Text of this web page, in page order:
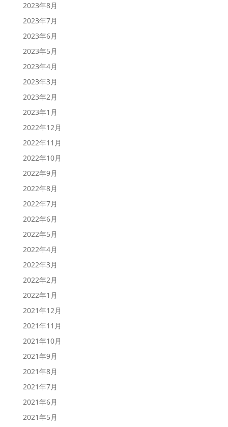
2023年8月
2023年7月
2023年6月
2023年5月
2023年4月
2023年3月
2023年2月
2023年1月
2022年12月
2022年11月
2022年10月
2022年9月
2022年8月
2022年7月
2022年6月
2022年5月
2022年4月
2022年3月
2022年2月
2022年1月
2021年12月
2021年11月
2021年10月
2021年9月
2021年8月
2021年7月
2021年6月
2021年5月